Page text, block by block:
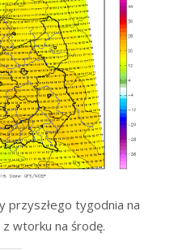
przyszłego tygodnia na
wtorku na środę.